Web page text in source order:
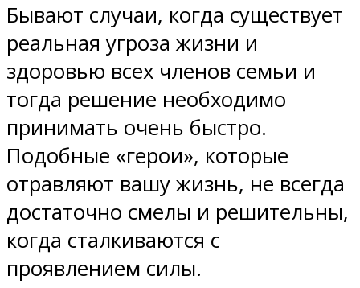
Бывают случаи, когда существует
реальная угроза жизни и
здоровью всех членов семьи и
тогда решение необходимо
принимать очень быстро.
Подобные «герои», которые
отравляют вашу жизнь, не всегда
достаточно смелы и решительны,
когда сталкиваются с
проявлением силы.